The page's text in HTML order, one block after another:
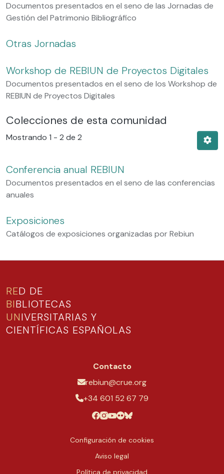
Documentos presentados en el seno de las Jornadas de
Gestión del Patrimonio Bibliográfico
Otras Jornadas
Workshop de REBIUN de Proyectos Digitales
Documentos presentados en el seno de los Workshop de
REBIUN de Proyectos Digitales
Colecciones de esta comunidad
Mostrando 1 - 2 de 2
Conferencia anual REBIUN
Documentos presentados en el seno de las conferencias
anuales
Exposiciones
Catálogos de exposiciones organizadas por Rebiun
RED DE
BIBLIOTECAS
UNIVERSITARIAS Y
CIENTÍFICAS ESPAÑOLAS
Contacto
rebiun@crue.org
+34 601 52 67 79
Configuración de cookies
Aviso legal
Política de privacidad